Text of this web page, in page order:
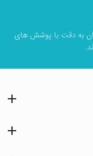
به دقت با پوشش های